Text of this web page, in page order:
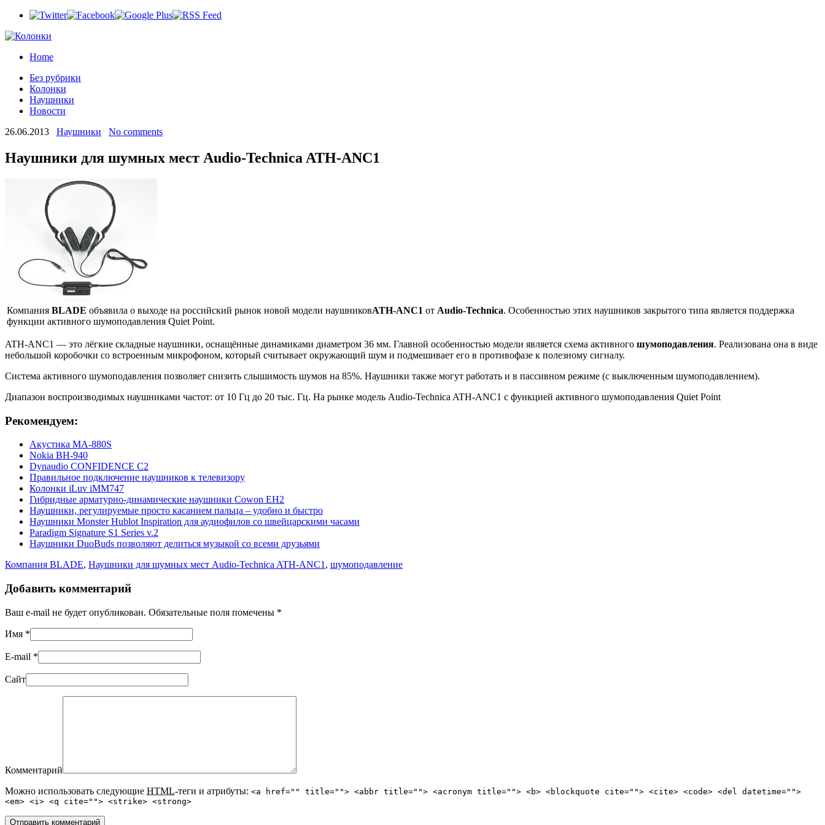
Home
Без рубрики
Колонки
Наушники
Новости
26.06.2013
Наушники No comments
Наушники для шумных мест Audio-Technica ATH-ANC1
Компания BLADE объявила о выходе на российский рынок новой модели наушниковATH-ANC1 от Audio-Technica. Особенностью этих наушников закрытого типа является поддержка
функции активного шумоподавления Quiet Point.
ATH-ANC1 — это лёгкие складные наушники, оснащённые динамиками диаметром 36 мм. Главной особенностью модели является схема активного шумоподавления. Реализована она в виде
небольшой коробочки со встроенным микрофоном, который считывает окружающий шум и подмешивает его в противофазе к полезному сигналу.
Система активного шумоподавления позволяет снизить слышимость шумов на 85%. Наушники также могут работать и в пассивном режиме (с выключенным шумоподавлением).
Диапазон воспроизводимых наушниками частот: от 10 Гц до 20 тыс. Гц. На рынке модель Audio-Technica ATH-ANC1 с функцией активного шумоподавления Quiet Point
Рекомендуем:
Акустика МА-880S
Nokia BH-940
Dynaudio CONFIDENCE C2
Правильное подключение наушников к телевизору
Колонки iLuv iMM747
Гибридные арматурно-динамические наушники Cowon EH2
Наушники, регулируемые просто касанием пальца – удобно и быстро
Наушники Monster Hublot Inspiration для аудиофилов со швейцарскими часами
Paradigm Signature S1 Series v.2
Наушники DuoBuds позволяют делиться музыкой со всеми друзьями
Компания BLADE, Наушники для шумных мест Audio-Technica ATH-ANC1 , шумоподавление
Добавить комментарий
Ваш e-mail не будет опубликован. Обязательные поля помечены *
Имя *
E-mail *
Сайт
Комментарий
Можно использовать следующие HTML-теги и атрибуты: <a href="" title=""> <abbr title=""> <acronym title=""> <b> <blockquote cite=""> <cite> <code> <del datetime="">
<em> <i> <q cite=""> <strike> <strong>